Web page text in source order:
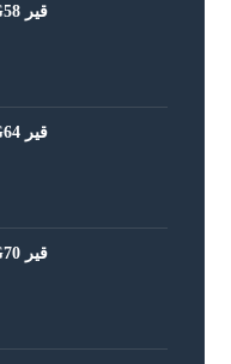
قیر PG58 پالایش نفت مهر پارسیان
قیر PG64 پالایش نفت مهر پارسیان
قیر PG70 پالایش نفت مهر پارسیان